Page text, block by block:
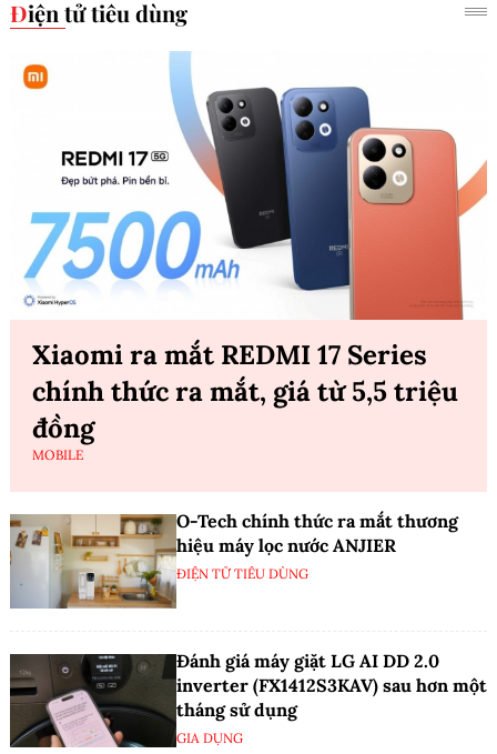
Điện tử tiêu dùng
Xiaomi ra mắt REDMI 17 Series
chính thức ra mắt, giá từ 5,5 triệu
đồng
MOBILE
O-Tech chính thức ra mắt thương
hiệu máy lọc nước ANJIER
ĐIỆN TỬ TIÊU DÙNG
Đánh giá máy giặt LG AI DD 2.0
inverter (FX1412S3KAV) sau hơn một
tháng sử dụng
GIA DỤNG